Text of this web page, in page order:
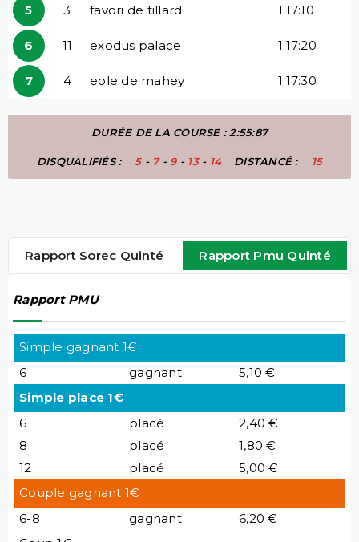
5 3 favori de tillard 1:17:10
6 11 exodus palace 1:17:20
7 4 eole de mahey 1:17:30
DURÉE DE LA COURSE : 2:55:87
DISQUALIFIÉS :5- 7- 9- 13- 14 DISTANCÉ : 15
Rapport Sorec Quinté Rapport Pmu Quinté
Rapport PMU
Simple gagnant 1€
6
gagnant
5,10 €
Simple place 1€
6
placé
2,40 €
8
placé
1,80 €
12
placé
5,00 €
Couple gagnant 1€
6-8
gagnant
6,20 €